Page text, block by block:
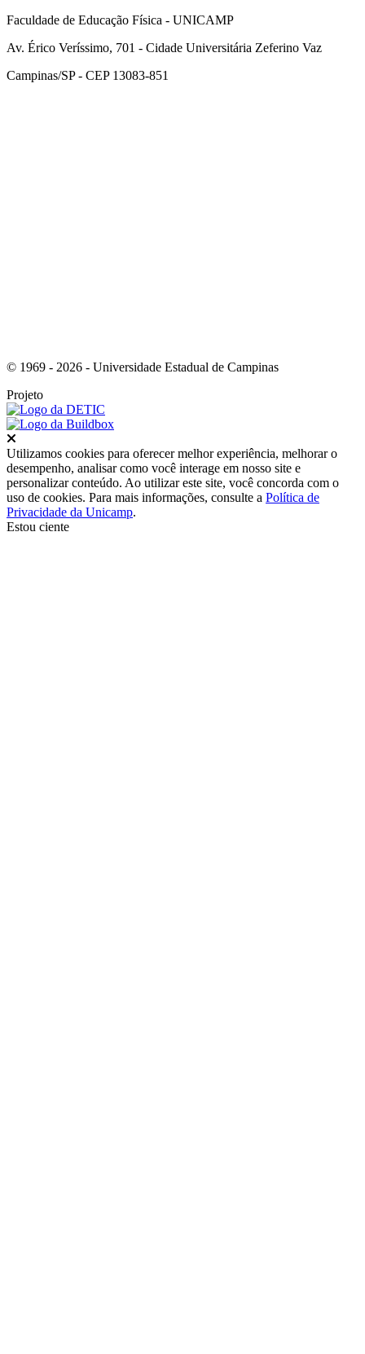
Faculdade de Educação Física - UNICAMP
Av. Érico Veríssimo, 701 - Cidade Universitária Zeferino Vaz
Campinas/SP - CEP 13083-851
© 1969 - 2026 - Universidade Estadual de Campinas
Projeto
Utilizamos cookies para oferecer melhor experiência, melhorar o
desempenho, analisar como você interage em nosso site e
personalizar conteúdo. Ao utilizar este site, você concorda com o
uso de cookies. Para mais informações, consulte a Política de
Privacidade da Unicamp.
Estou ciente